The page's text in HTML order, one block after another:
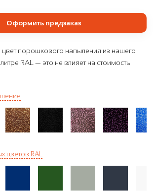
Оформить предзаказ
порошкового напыления из нашего
RAL — это не влияет на стоимость
цветов RAL